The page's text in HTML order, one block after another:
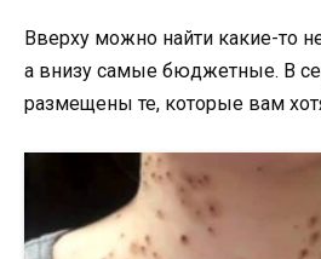
Вверху можно найти какие-то
а внизу самые бюджетные. В
размещены те, которые вам